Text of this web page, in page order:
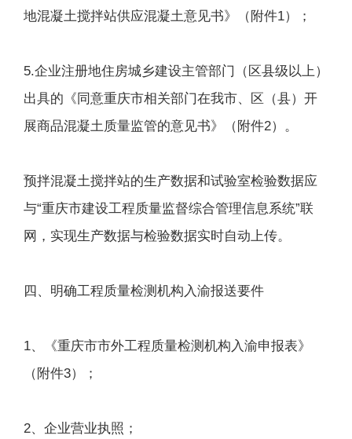
地混凝土搅拌站供应混凝土意见书》（附件1）；
5.企业注册地住房城乡建设主管部门（区县级以上）
出具的《同意重庆市相关部门在我市、区（县）开
展商品混凝土质量监管的意见书》（附件2）。
预拌混凝土搅拌站的生产数据和试验室检验数据应
与“重庆市建设工程质量监督综合管理信息系统”联
网，实现生产数据与检验数据实时自动上传。
四、明确工程质量检测机构入渝报送要件
1、《重庆市市外工程质量检测机构入渝申报表》
（附件3）；
2、企业营业执照；